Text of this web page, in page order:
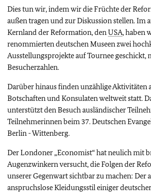
Dies tun wir, indem wir die Früchte der
außen tragen und zur Diskussion stellen. Im
Kernland der Reformation, denUSA, haben
renommierten deutschen Museen zwei
Ausstellungsprojekte auf Tournee geschickt,
Besucherzahlen.
Darüber hinaus finden unzählige Aktivitäten
Botschaften und Konsulaten weltweit statt.
unterstützt den Besuch ausländischer
Teilnehmerinnen beim 37. Deutschen
Berlin - Wittenberg.
Der Londoner „Economist“ hat neulich mit
Augenzwinkern versucht, die Folgen der
unserer Gegenwart sichtbar zu machen: Der
anspruchslose Kleidungsstil einiger